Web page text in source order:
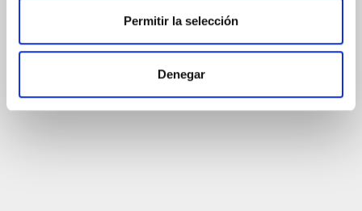
Permitir la selección
Denegar